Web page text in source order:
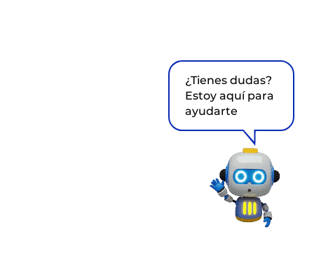
¿Tienes dudas?
Estoy aquí para
ayudarte